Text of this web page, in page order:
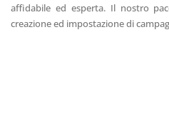
affidabile ed esperta. Il nostro
creazione ed impostazione di